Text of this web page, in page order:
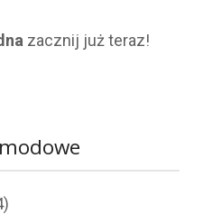
zacznij już teraz!